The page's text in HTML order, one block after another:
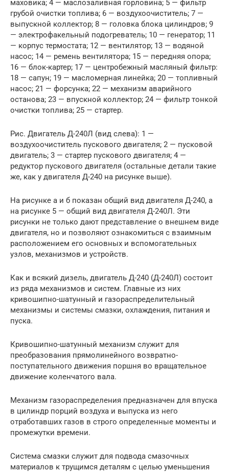
маховика; 4 — маслозаливная горловина; 5 — фильтр
грубой очистки топлива; 6 — воздухоочиститель; 7 —
выпускной коллектор; 8 — головка блока цилиндров; 9
— электрофакельный подогреватель; 10 — генератор; 11
— корпус термостата; 12 — вентилятор; 13 — водяной
насос; 14 — ремень вентилятора; 15 — передняя опора;
16 — блок-картер; 17 — центробежный масляный фильтр:
18 — сапун; 19 — масломерная линейка; 20 — топливный
насос; 21 — форсунка; 22 — механизм аварийного
останова; 23 — впускной коллектор; 24 — фильтр тонкой
очистки топлива; 25 — стартер.
Рис. Двигатель Д-240Л (вид слева): 1 —
воздухоочиститель пускового двигателя; 2 — пусковой
двигатель; 3 — стартер пускового двигателя; 4 —
редуктор пускового двигателя (остальные детали такие
же, как у двигателя Д-240 на рисунке выше).
На рисунке а и б показан общий вид двигателя Д-240, а
на рисунке 5 — общий вид двигателя Д-240Л. Эти
рисунки не только дают представление о внешнем виде
двигателя, но и позволяют ознакомиться с взаимным
расположением его основных и вспомогательных
узлов, механизмов и устройств.
Как и всякий дизель, двигатель Д-240 (Д-240Л) состоит
из ряда механизмов и систем. Главные из них
кривошипно-шатунный и газораспределительный
механизмы и системы смазки, охлаждения, питания и
пуска.
Кривошипно-шатунный механизм служит для
преобразования прямолинейного возвратно-
поступательного движения поршня во вращательное
движение коленчатого вала.
Механизм газораспределения предназначен для впуска
в цилиндр порций воздуха и выпуска из него
отработавших газов в строго определенные моменты и
промежутки времени.
Система смазки служит для подвода смазочных
материалов к трущимся деталям с целью уменьшения